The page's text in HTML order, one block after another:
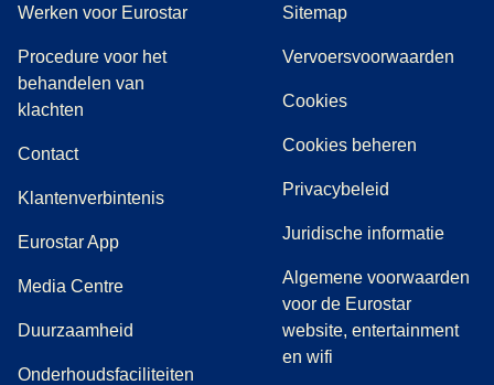
Werken voor Eurostar
Procedure voor het
behandelen van
klachten
Contact
Klantenverbintenis
Eurostar App
Media Centre( opent in een nieuwe tab)
Duurzaamheid
Onderhoudsfaciliteiten
Sitemap
Vervoersvoorwaarden
Cookies
Cookies beheren
Privacybeleid
Juridische informatie
Algemene voorwaarden
voor de Eurostar
website, entertainment
en wifi